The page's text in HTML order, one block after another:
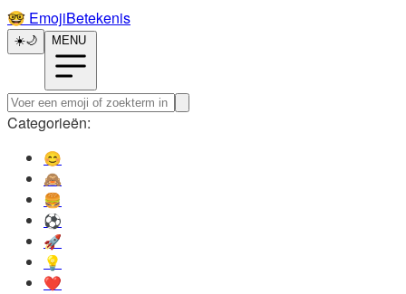
🤓️ EmojiBetekenis
☀️🌙 MENU
Categorieën:
😊️
🙈️
🍔️
⚽️
🚀️
💡️
❤️